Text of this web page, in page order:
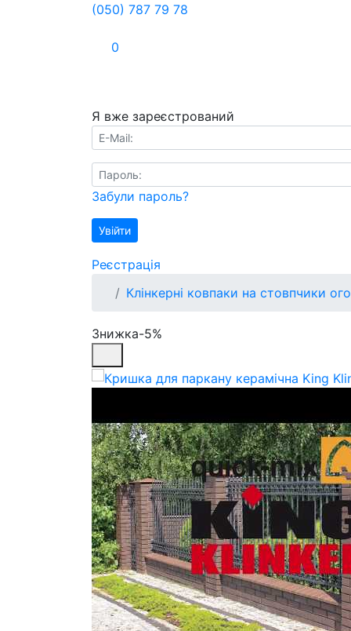
(050) 787 79 78
0
Я вже зареєстрований
E-Mail:
Пароль:
Забули пароль?
Увійти
Реєстрація
Клінкерні ковпаки на стовпчики
Знижка-5%